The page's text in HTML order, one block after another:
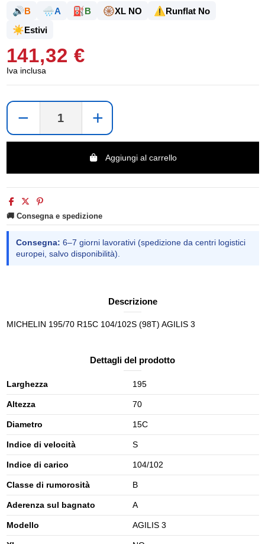
🔊B 🌧️A ⛽B 🛞XL NO ⚠️Runflat No
☀️Estivi
141,32 €
Iva inclusa
− +
Aggiungi al carrello
🚚 Consegna e spedizione
Consegna: 6–7 giorni lavorativi (spedizione da centri logistici
europei, salvo disponibilità).
Descrizione
MICHELIN 195/70 R15C 104/102S (98T) AGILIS 3
Dettagli del prodotto
Larghezza 195
Altezza 70
Diametro 15C
Indice di velocità S
Indice di carico 104/102
Classe di rumorosità B
Aderenza sul bagnato A
Modello AGILIS 3